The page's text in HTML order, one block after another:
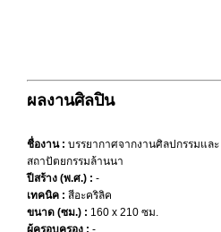
ผลงานศิลปิน
ชื่องาน : บรรยากาศจากงานศิลปกรรมและ
สถาปัตยกรรมล้านนา
ปีสร้าง (พ.ศ.) : -
เทคนิค : สีอะคริลิค
ขนาด (ซม.) : 160 x 210 ซม.
ผู้ครอบครอง : -